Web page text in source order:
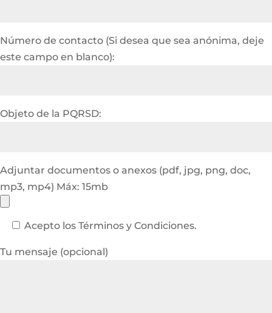
Número de contacto (Si desea que sea anónima, deje
este campo en blanco):
Objeto de la PQRSD:
Adjuntar documentos o anexos (pdf, jpg, png, doc,
mp3, mp4) Máx: 15mb
Acepto los Términos y Condiciones.
Tu mensaje (opcional)